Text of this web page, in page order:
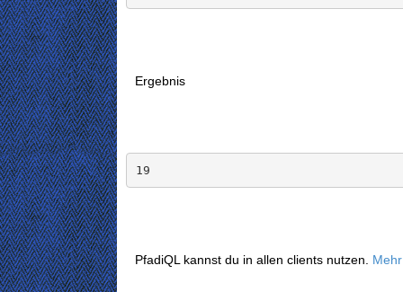
Ergebnis
19
PfadiQL kannst du in allen clients nutzen.